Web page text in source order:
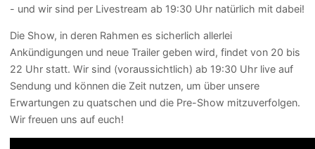
- und wir sind per Livestream ab 19:30 Uhr natürlich mit dabei!
Die Show, in deren Rahmen es sicherlich allerlei
Ankündigungen und neue Trailer geben wird, findet von 20 bis
22 Uhr statt. Wir sind (voraussichtlich) ab 19:30 Uhr live auf
Sendung und können die Zeit nutzen, um über unsere
Erwartungen zu quatschen und die Pre-Show mitzuverfolgen.
Wir freuen uns auf euch!